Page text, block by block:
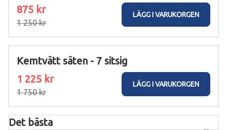
875 kr
1 250 kr
LÄGG I VARUKORGEN
Kemtvätt säten - 7 sitsig
1 225 kr
1 750 kr
LÄGG I VARUKORGEN
Det bästa